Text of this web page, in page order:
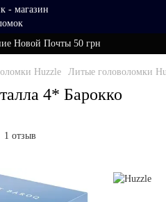
Новой Почты 50 грн
Huzzle Литые головоломки
4* Барокко
1 отзыв